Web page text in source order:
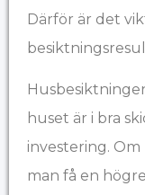
Därför är det
huset är i bra
investering.
man få en